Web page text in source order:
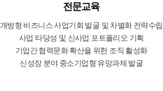
전문교육
개방형 비즈니스 사업기회 발굴 및 차별화 전략수립
사업 타당성 및 신사업 포트폴리오 기획
기업간 협력문화 확산을 위한 조직 활성화
신성장 분야 중소기업형 유망과제 발굴